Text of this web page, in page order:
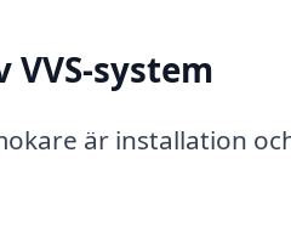
system
är installation